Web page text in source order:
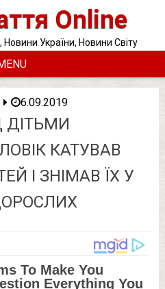
Online
Новини України, Новини Світу
6.09.2019
КАТУВАВ
І ЗНІМАВ ЇХ У